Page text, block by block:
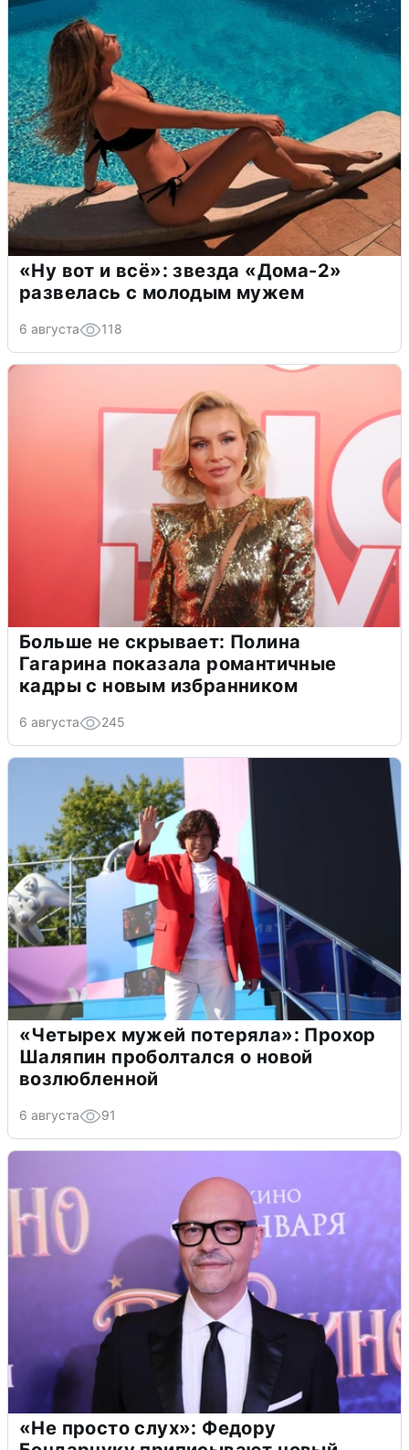
«Ну вот и всё»: звезда «Дома-2»
развелась с молодым мужем
6 августа 118
Больше не скрывает: Полина
Гагарина показала романтичные
кадры с новым избранником
6 августа 245
«Четырех мужей потеряла»: Прохор
Шаляпин проболтался о новой
возлюбленной
6 августа 91
«Не просто слух»: Федору